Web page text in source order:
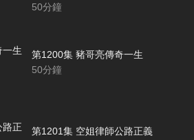
50分鐘
第1200集 豬哥亮傳奇一生
50分鐘
第1201集 空姐律師公路正義